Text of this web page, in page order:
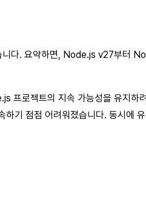
다. 요약하면, Node.js v27부터
로젝트의 지속 가능성을 유지하
기 점점 어려워졌습니다. 동시에